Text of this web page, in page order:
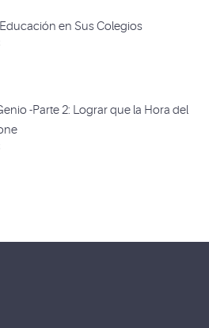
en Sus Colegios
-Parte 2: Lograr que la Hora del